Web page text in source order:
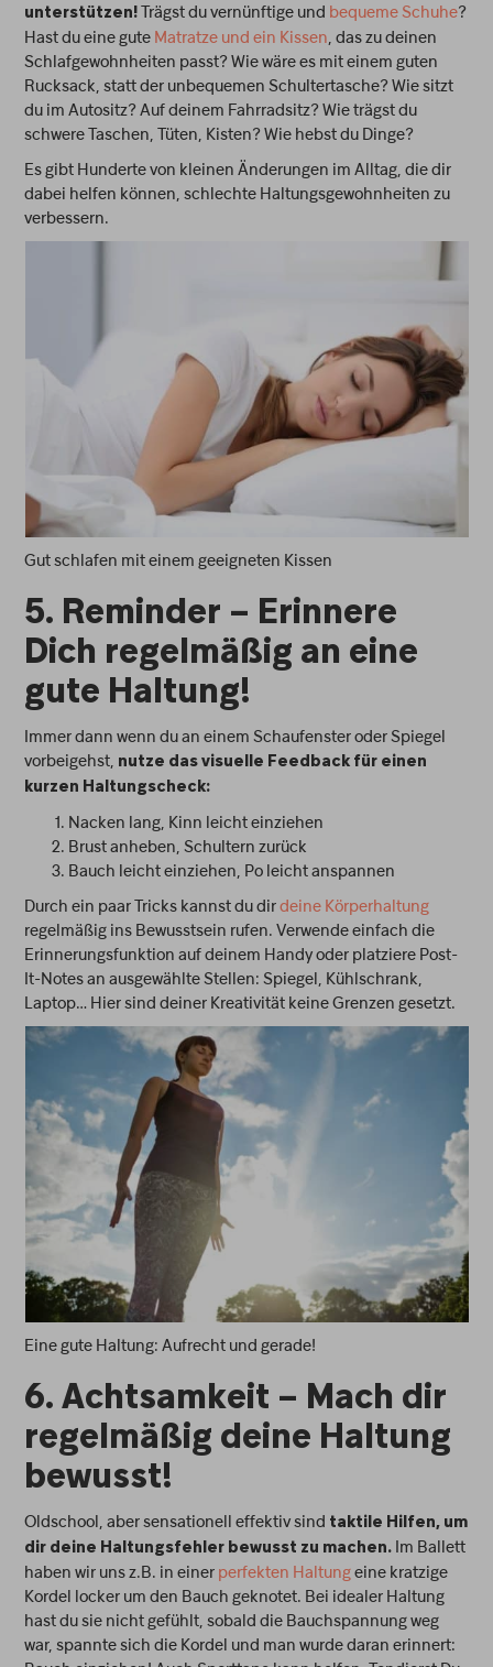
unterstützen! Trägst du vernünftige und bequeme Schuhe?
Hast du eine gute Matratze und ein Kissen, das zu deinen
Schlafgewohnheiten passt? Wie wäre es mit einem guten
Rucksack, statt der unbequemen Schultertasche? Wie sitzt
du im Autositz? Auf deinem Fahrradsitz? Wie trägst du
schwere Taschen, Tüten, Kisten? Wie hebst du Dinge?
Es gibt Hunderte von kleinen Änderungen im Alltag, die dir
dabei helfen können, schlechte Haltungsgewohnheiten zu
verbessern.
Gut schlafen mit einem geeigneten Kissen
5. Reminder – Erinnere
Dich regelmäßig an eine
gute Haltung!
Immer dann wenn du an einem Schaufenster oder Spiegel
vorbeigehst, nutze das visuelle Feedback für einen
kurzen Haltungscheck:
Nacken lang, Kinn leicht einziehen
Brust anheben, Schultern zurück
Bauch leicht einziehen, Po leicht anspannen
Durch ein paar Tricks kannst du dirdeine Körperhaltung
regelmäßig ins Bewusstsein rufen. Verwende einfach die
Erinnerungsfunktion auf deinem Handy oder platziere Post-
It-Notes an ausgewählte Stellen: Spiegel, Kühlschrank,
Laptop… Hier sind deiner Kreativität keine Grenzen gesetzt.
Eine gute Haltung: Aufrecht und gerade!
6. Achtsamkeit – Mach dir
regelmäßig deine Haltung
bewusst!
Oldschool, aber sensationell effektiv sind taktile Hilfen, um
dir deine Haltungsfehler bewusst zu machen. Im Ballett
haben wir uns z.B. in einer perfekten Haltungeine kratzige
Kordel locker um den Bauch geknotet. Bei idealer Haltung
hast du sie nicht gefühlt, sobald die Bauchspannung weg
war, spannte sich die Kordel und man wurde daran erinnert: